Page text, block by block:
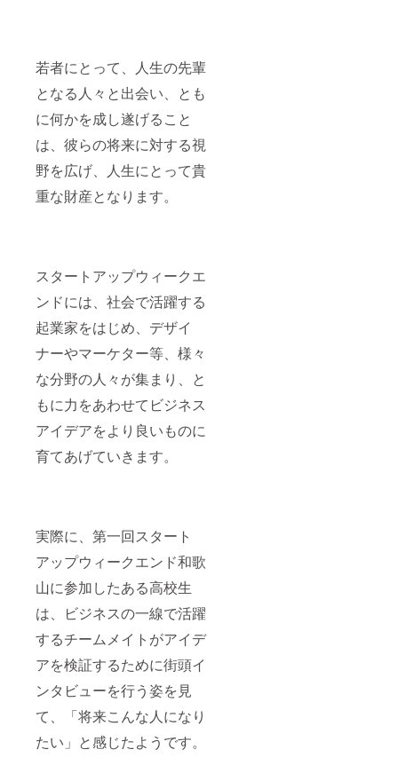
若者にとって、人生の先輩
となる人々と出会い、とも
に何かを成し遂げること
は、彼らの将来に対する視
野を広げ、人生にとって貴
重な財産となります。
スタートアップウィークエ
ンドには、社会で活躍する
起業家をはじめ、デザイ
ナーやマーケター等、様々
な分野の人々が集まり、と
もに力をあわせてビジネス
アイデアをより良いものに
育てあげていきます。
実際に、第一回スタート
アップウィークエンド和歌
山に参加したある高校生
は、ビジネスの一線で活躍
するチームメイトがアイデ
アを検証するために街頭イ
ンタビューを行う姿を見
て、「将来こんな人になり
たい」と感じたようです。